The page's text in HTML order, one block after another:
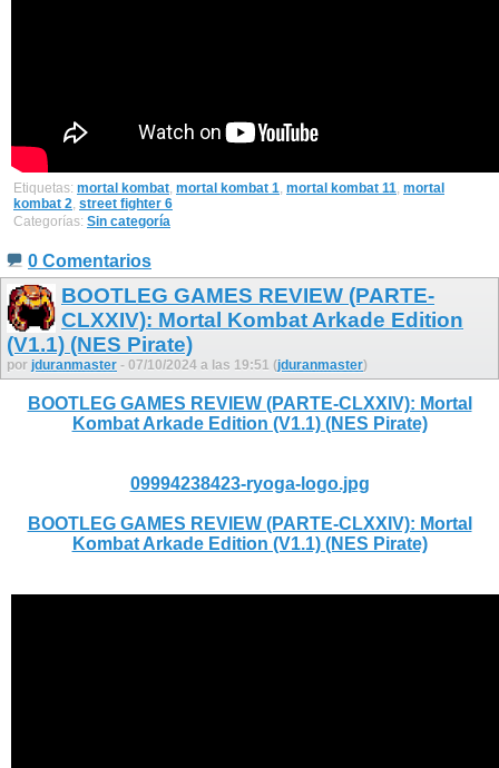
Etiquetas: mortal kombat, mortal kombat 1, mortal kombat 11, mortal
kombat 2, street fighter 6
Categorías: Sin categoría
0 Comentarios
BOOTLEG GAMES REVIEW (PARTE-
CLXXIV): Mortal Kombat Arkade Edition
(V1.1) (NES Pirate)
por jduranmaster - 07/10/2024 a las 19:51 (jduranmaster)
BOOTLEG GAMES REVIEW (PARTE-CLXXIV): Mortal
Kombat Arkade Edition (V1.1) (NES Pirate)
09994238423-ryoga-logo.jpg
BOOTLEG GAMES REVIEW (PARTE-CLXXIV): Mortal
Kombat Arkade Edition (V1.1) (NES Pirate)